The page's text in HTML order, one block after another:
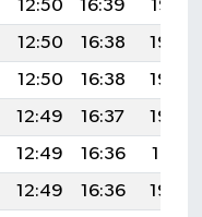
12:50 16:39
19:47
12:50 16:38
19:45
12:50 16:38
19:44
12:49 16:37
19:43
12:49 16:36
19:41
12:49 16:36
19:40